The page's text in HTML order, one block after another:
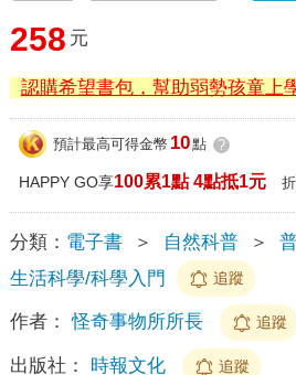
258 元
認購希望書包，幫助弱勢孩童上
預計最高可得金幣 10點 ?
HAPPY GO享100累1點 4點抵1元
分類： 電子書 ＞ 自然科普 ＞
生活科學/科學入門
追蹤
作者： 怪奇事物所所長 追蹤
出版社： 時報文化 追蹤